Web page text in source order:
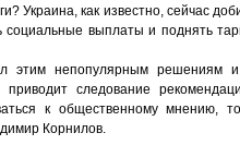
Украина, как известно, сейчас
социальные выплаты и поднять
этим непопулярным решениям
следование
к общественному мнению,
Корнилов.